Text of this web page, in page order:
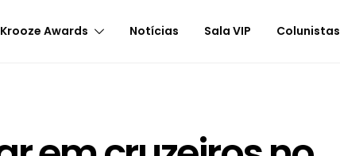
Krooze Awards Notícias Sala VIP Colunistas